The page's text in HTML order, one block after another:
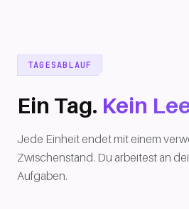
TAGESABLAUF
Ein Tag. Kein
Jede Einheit endet mit einem
Zwischenstand. Du arbeitest an
Aufgaben.